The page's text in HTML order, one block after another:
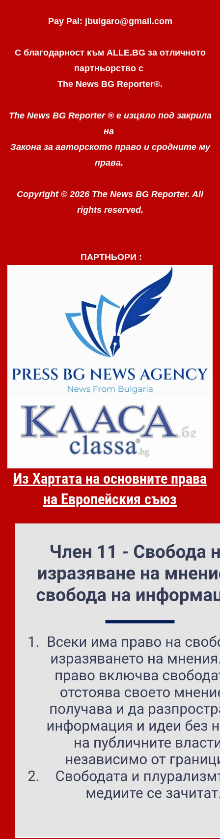
Pay Pal: jbulgaro@gmail.com
С благодарност към ALLE.BG за отличното
партньорство с
The News BG Reporter®.
The News BG Reporter ® е изцяло под закрила
на
Закона за авторското право и сродните му
права.
Copyright © 2026 The News BG Reporter. All
rights reserved.
ПАРТНЬОРИ :
Из Хартата на основните права
на Европейския съюз